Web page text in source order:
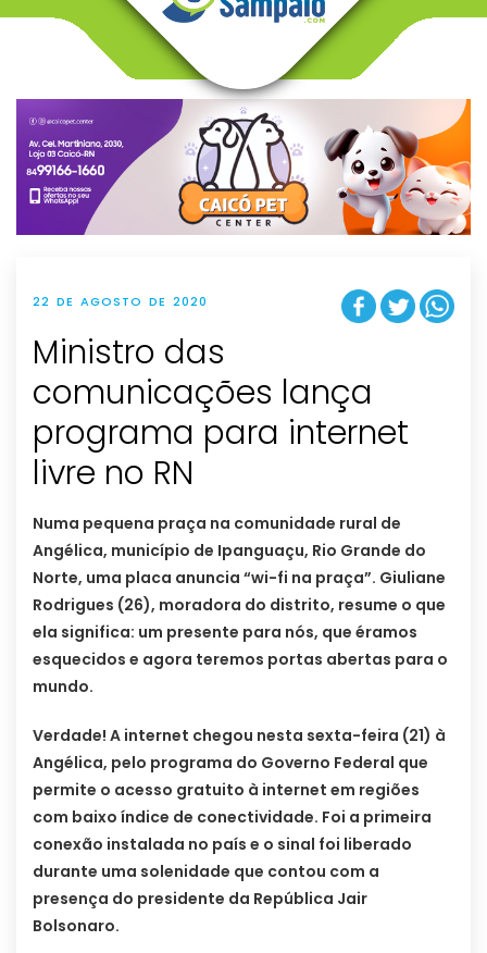
v
g
t
i
o
n
22 DE AGOSTO DE 2020
Ministro das
comunicações lança
programa para internet
livre no RN
Numa pequena praça na comunidade rural de
Angélica, município de Ipanguaçu, Rio Grande do
Norte, uma placa anuncia “wi-fi na praça”. Giuliane
Rodrigues (26), moradora do distrito, resume o que
ela significa: um presente para nós, que éramos
esquecidos e agora teremos portas abertas para o
mundo.
Verdade! A internet chegou nesta sexta-feira (21) à
Angélica, pelo programa do Governo Federal que
permite o acesso gratuito à internet em regiões
com baixo índice de conectividade. Foi a primeira
conexão instalada no país e o sinal foi liberado
durante uma solenidade que contou com a
presença do presidente da República Jair
Bolsonaro.